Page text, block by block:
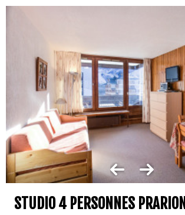
STUDIO 4 PERSONNES